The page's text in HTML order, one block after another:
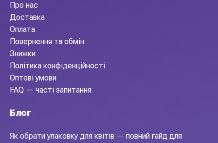
Про нас
Доставка
Оплата
Повернення та обмін
Знижки
Політика конфіденційності
Оптові умови
FAQ — часті запитання
Блог
Як обрати упаковку для квітів — повний гайд для